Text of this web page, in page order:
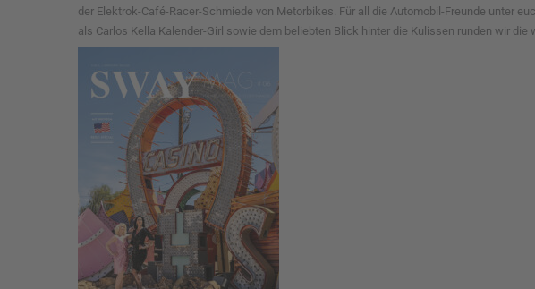
der Elektrok-Café-Racer-Schmiede von Metorbikes. Für all die Automobil-Freunde unter
als Carlos Kella Kalender-Girl sowie dem beliebten Blick hinter die Kulissen runden wir die